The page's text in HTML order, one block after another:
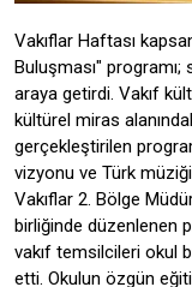
Vakıflar Haftası
Buluşması"
araya getirdi. Vakıf
kültürel miras
gerçekleştirilen
vizyonu ve Türk
Vakıflar 2. Bölge
birliğinde düzenlenen
vakıf temsilcileri okul
etti. Okulun özgün